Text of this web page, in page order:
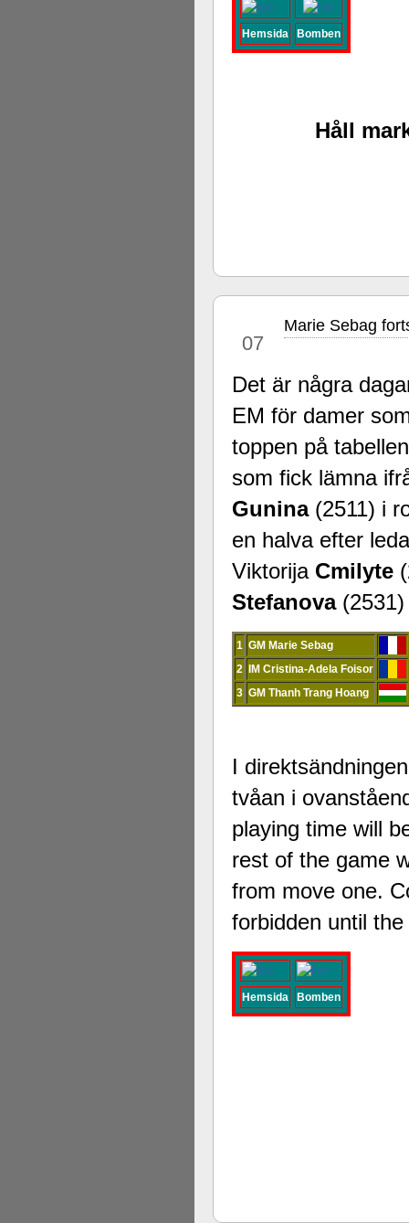
Hemsida Bomben
Håll
07
Marie Sebag
Det är några
EM för damer
toppen på
som fick lämna
Gunina(2511) i
en halva efter
Viktorija Cmilyte
Stefanova(2531)
1 GM Marie Sebag
2
IM Cristina-Adela Foisor
3 GM Thanh Trang Hoang
I
tvåan i
playing time will
rest of the game
from move one.
forbidden until
Hemsida Bomben